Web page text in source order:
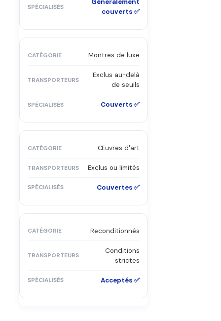
Généralement
couverts ✅
Montres de luxe
Exclus au-delà
de seuils
Couverts ✅
Œuvres d'art
Exclus ou limités
Couvertes ✅
Reconditionnés
Conditions
strictes
Acceptés ✅